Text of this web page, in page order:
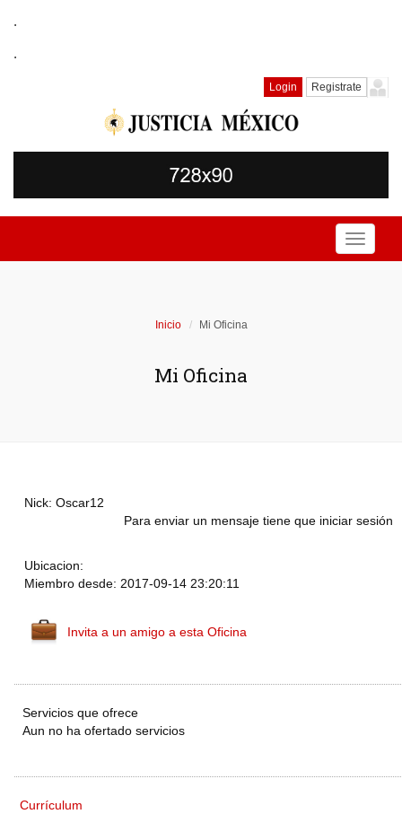
.
.
Login Registrate
Toggle
Inicio Mi Oficina
Mi Oficina
Nick: Oscar12
Para enviar un mensaje tiene que iniciar sesión
Ubicacion:
Miembro desde: 2017-09-14 23:20:11
Invita a un amigo a esta Oficina
Servicios que ofrece
Aun no ha ofertado servicios
Currículum